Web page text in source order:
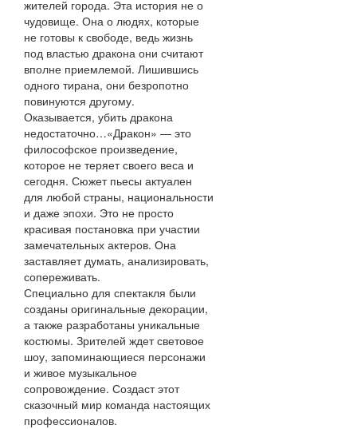
жителей города. Эта история не о
чудовище. Она о людях, которые
не готовы к свободе, ведь жизнь
под властью дракона они считают
вполне приемлемой. Лишившись
одного тирана, они безропотно
повинуются другому.
Оказывается, убить дракона
недостаточно…«Дракон» — это
философское произведение,
которое не теряет своего веса и
сегодня. Сюжет пьесы актуален
для любой страны, национальности
и даже эпохи. Это не просто
красивая постановка при участии
замечательных актеров. Она
заставляет думать, анализировать,
сопереживать.
Специально для спектакля были
созданы оригинальные декорации,
а также разработаны уникальные
костюмы. Зрителей ждет световое
шоу, запоминающиеся персонажи
и живое музыкальное
сопровождение. Создаст этот
сказочный мир команда настоящих
профессионалов.